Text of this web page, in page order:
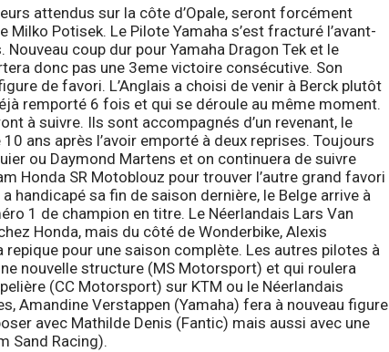
attendus sur la côte d’Opale, seront forcément
Potisek. Le Pilote Yamaha s’est fracturé l’avant-
coup dur pour Yamaha Dragon Tek et le
donc pas une 3eme victoire consécutive. Son
de favori. L’Anglais a choisi de venir à Berck plutôt
remporté 6 fois et qui se déroule au même moment.
à suivre. Ils sont accompagnés d’un revenant, le
ans après l’avoir emporté à deux reprises. Toujours
ou Daymond Martens et on continuera de suivre
Honda SR Motoblouz pour trouver l’autre grand favori
handicapé sa fin de saison dernière, le Belge arrive à
1 de champion en titre. Le Néerlandais Lars Van
Honda, mais du côté de Wonderbike, Alexis
pour une saison complète. Les autres pilotes à
nouvelle structure (MS Motorsport) et qui roulera
(CC Motorsport) sur KTM ou le Néerlandais
Amandine Verstappen (Yamaha) fera à nouveau figure
avec Mathilde Denis (Fantic) mais aussi avec une
Sand Racing).